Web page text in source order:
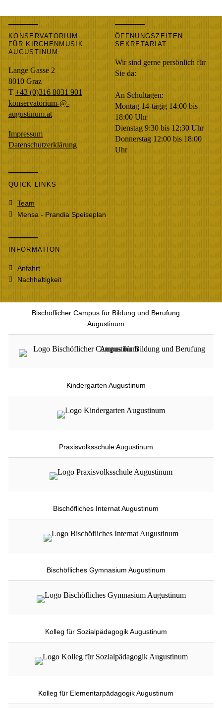
KONSERVATORIUM
FÜR KIRCHENMUSIK
AUGUSTINUM
Lange Gasse 2
8010 Graz
T +43 (0)316 8031 901
konservatorium-@-
augustinum.at
Impressum
Datenschutzerklärung
ÖFFNUNGSZEITEN
SEKRETARIAT
Wir sind gerne persönlich für
Sie da:
An Schultagen:
Montag 14-tägig 14:00 bis
18:00 Uhr
Dienstag 9:30 bis 12:30 Uhr
Donnerstag 12:00 bis 18:00
Uhr
QUICK LINKS
Team
Mensa - Prandia Speiseplan
INFORMATION
Anfahrt
Nachhaltigkeit
Bischöflicher Campus für Bildung und Berufung
Augustinum
Kindergarten Augustinum
Praxisvolksschule Augustinum
Bischöfliches Internat Augustinum
Bischöfliches Gymnasium Augustinum
Kolleg für Sozialpädagogik Augustinum
Kolleg für Elementarpädagogik Augustinum